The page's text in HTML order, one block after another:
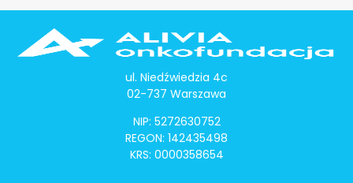
ul. Niedźwiedzia 4c
02-737 Warszawa
NIP: 5272630752
REGON: 142435498
KRS: 0000358654